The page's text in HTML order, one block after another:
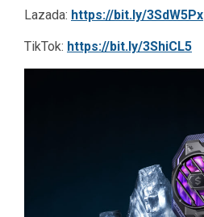
Lazada: https://bit.ly/3SdW5Px
TikTok: https://bit.ly/3ShiCL5